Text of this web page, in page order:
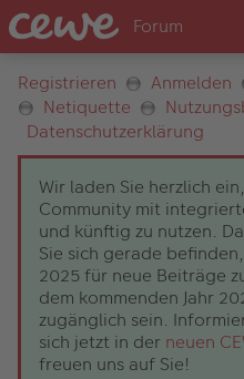
Registrieren Anmelden
Netiquette
Datenschutzerklärung
Wir laden Sie herzlich
Community mit
und künftig zu nutzen.
Sie sich gerade
2025 für neue Beiträge
dem kommenden Jahr
zugänglich sein.
sich jetzt in der neuen
freuen uns auf Sie!